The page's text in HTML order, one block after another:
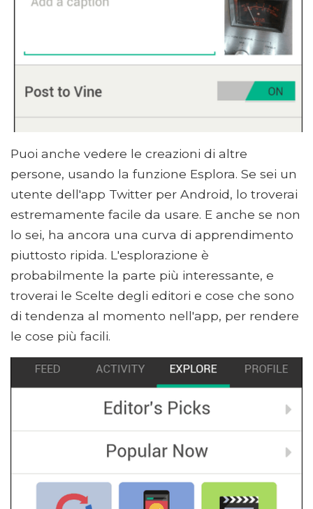
Puoi anche vedere le creazioni di altre
persone, usando la funzione Esplora. Se sei un
utente dell'app Twitter per Android, lo troverai
estremamente facile da usare. E anche se non
lo sei, ha ancora una curva di apprendimento
piuttosto ripida. L'esplorazione è
probabilmente la parte più interessante, e
troverai le Scelte degli editori e cose che sono
di tendenza al momento nell'app, per rendere
le cose più facili.